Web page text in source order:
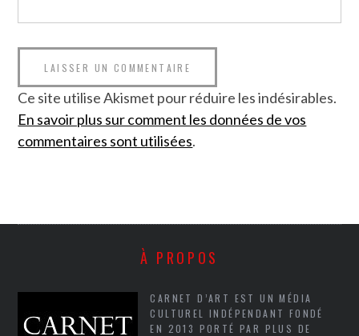
Ce site utilise Akismet pour réduire les indésirables.
En savoir plus sur comment les données de vos
commentaires sont utilisées.
À PROPOS
CARNET D’ART EST UN MÉDIA
CULTUREL INDÉPENDANT FONDÉ
EN 2013 PORTÉ PAR PLUS DE